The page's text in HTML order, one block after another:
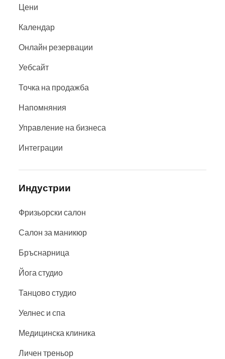
Цени
Календар
Онлайн резервации
Уебсайт
Точка на продажба
Напомняния
Управление на бизнеса
Интеграции
Индустрии
Фризьорски салон
Салон за маникюр
Бръснарница
Йога студио
Танцово студио
Уелнес и спа
Медицинска клиника
Личен треньор